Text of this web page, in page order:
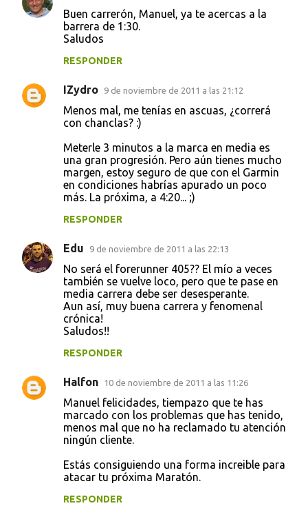
Buen carrerón, Manuel, ya te acercas a la
barrera de 1:30.
Saludos
RESPONDER
IZydro 9 de noviembre de 2011 a las 21:12
Menos mal, me tenías en ascuas, ¿correrá
con chanclas? :)
Meterle 3 minutos a la marca en media es
una gran progresión. Pero aún tienes mucho
margen, estoy seguro de que con el Garmin
en condiciones habrías apurado un poco
más. La próxima, a 4:20... ;)
RESPONDER
Edu 9 de noviembre de 2011 a las 22:13
No será el forerunner 405?? El mío a veces
también se vuelve loco, pero que te pase en
media carrera debe ser desesperante.
Aun así, muy buena carrera y fenomenal
crónica!
Saludos!!
RESPONDER
Halfon 10 de noviembre de 2011 a las 11:26
Manuel felicidades, tiempazo que te has
marcado con los problemas que has tenido,
menos mal que no ha reclamado tu atención
ningún cliente.
Estás consiguiendo una forma increible para
atacar tu próxima Maratón.
RESPONDER